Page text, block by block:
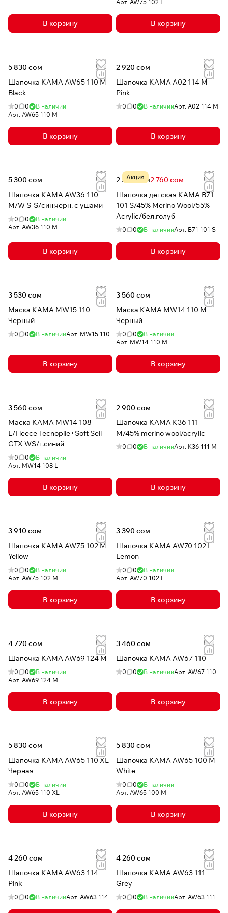
В корзину
Арт. AW75 102 L
В корзину
5 830 сом
Шапочка КАМА AW65 110 M
Black
0 0
В наличии
Арт. AW65 110 M
В корзину
2 920 сом
Шапочка КАМА A02 114 M
Pink
0 0 В наличииАрт. A02 114 M
В корзину
5 300 сом
Шапочка КАМА AW36 110
М/W S-S/син.черн. с ушами
0 0
В наличии
Арт. AW36 110 М
В корзину
Акция
2 208 сом2 760 сом
Шапочка детская КАМА B71
101 S/45% Merino Wool/55%
Acrylic/бел.голуб
0 0 В наличииАрт. B71 101 S
В корзину
3 530 сом
Маска КАМА MW15 110
Черный
0 0 В наличииАрт. MW15 110
В корзину
3 560 сом
Маска КАМА MW14 110 M
Черный
0 0
В наличии
Арт. MW14 110 M
В корзину
3 560 сом
Маска КАМА MW14 108
L/Fleece Tecnopile+Soft Sell
GTX WS/т.синий
0 0
В наличии
Арт. MW14 108 L
В корзину
2 900 сом
Шапочка КАМА K36 111
M/45% merino wool/acrylic
0 0 В наличииАрт. K36 111 M
В корзину
3 910 сом
Шапочка КАМА AW75 102 M
Yellow
0 0
В наличии
Арт. AW75 102 M
В корзину
3 390 сом
Шапочка КАМА AW70 102 L
Lemon
0 0
В наличии
Арт. AW70 102 L
В корзину
4 720 сом
Шапочка КАМА AW69 124 M
0 0
В наличии
Арт. AW69 124 M
В корзину
3 460 сом
Шапочка КАМА AW67 110
0 0 В наличииАрт. AW67 110
В корзину
5 830 сом
Шапочка КАМА AW65 110 XL
Черная
0 0
В наличии
Арт. AW65 110 XL
В корзину
5 830 сом
Шапочка КАМА AW65 100 M
White
0 0
В наличии
Арт. AW65 100 M
В корзину
4 260 сом
Шапочка КАМА AW63 114
Pink
0 0 В наличииАрт. AW63 114
4 260 сом
Шапочка КАМА AW63 111
Grey
0 0 В наличииАрт. AW63 111